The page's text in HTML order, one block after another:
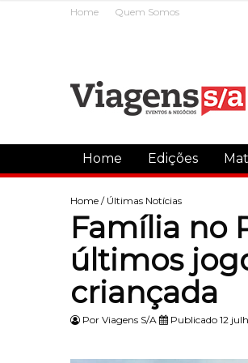
Home Quem Somos
Home Edições
Home / Últimas Notícias
Família no
últimos
criançada
Por Viagens S/A Publicado 12